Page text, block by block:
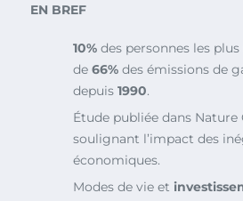
EN BREF
10% des personnes les
de 66% des émissions de
depuis 1990.
Étude publiée dans Nature
soulignant l’impact des
économiques.
Modes de vie et